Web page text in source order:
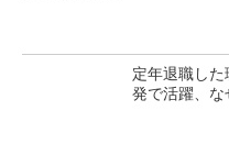
定年退職し
発で活躍、な